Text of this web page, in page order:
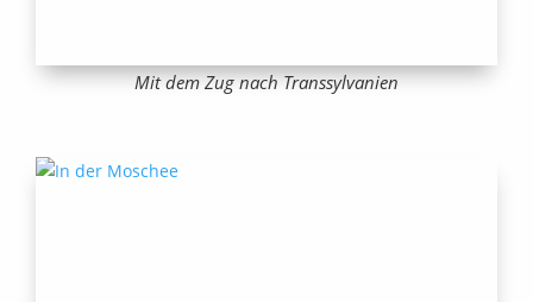
Mit dem Zug nach Transsylvanien